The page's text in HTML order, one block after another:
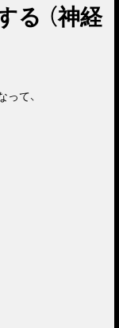
る （神経
て、